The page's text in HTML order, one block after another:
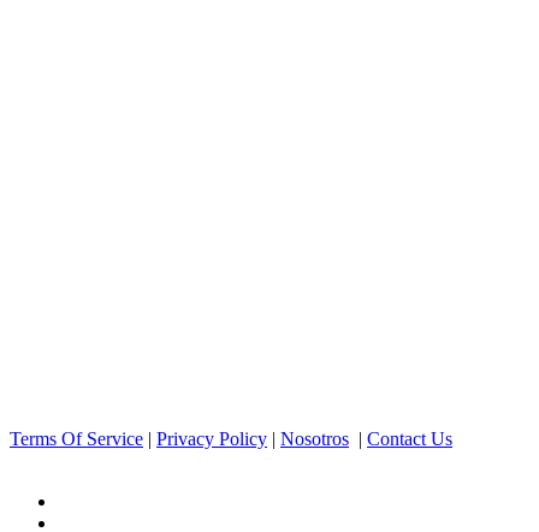
Terms Of Service | Privacy Policy | Nosotros | Contact Us